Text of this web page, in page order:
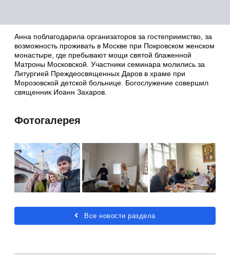
Анна поблагодарила организаторов за гостеприимство, за
возможность проживать в Москве при Покровском женском
монастыре, где пребывают мощи святой блаженной
Матроны Московской. Участники семинара молились за
Литургией Преждеосвященных Даров в храме при
Морозовской детской больнице. Богослужение совершил
священник Иоанн Захаров.
Фотогалерея
Все новости раздела